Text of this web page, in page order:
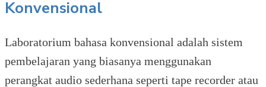
Konvensional
Laboratorium bahasa konvensional adalah sistem
pembelajaran yang biasanya menggunakan
perangkat audio sederhana seperti tape recorder atau